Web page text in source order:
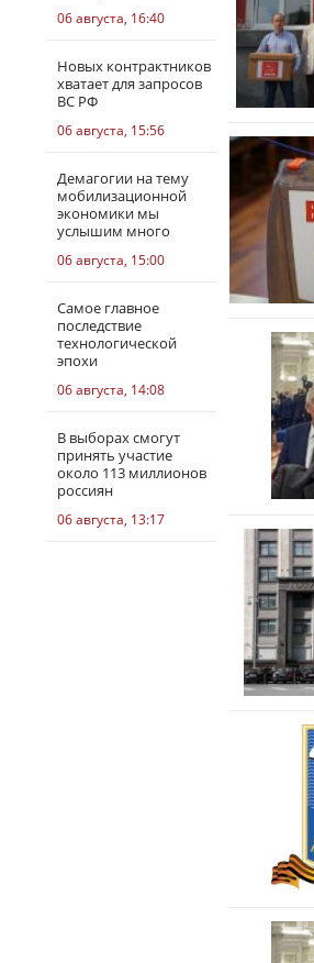
06 августа, 16:40
Новых контрактников
хватает для запросов
ВС РФ
06 августа, 15:56
Демагогии на тему
мобилизационной
экономики мы
услышим много
06 августа, 15:00
Самое главное
последствие
технологической
эпохи
06 августа, 14:08
В выборах смогут
принять участие
около 113 миллионов
россиян
06 августа, 13:17